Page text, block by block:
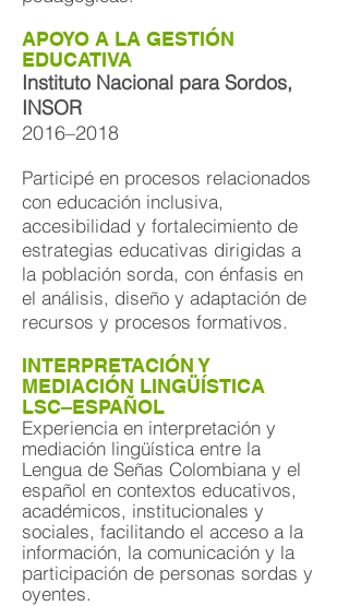
APOYO A LA GESTIÓN
EDUCATIVA
Instituto Nacional para Sordos,
INSOR
2016–2018
Participé en procesos relacionados
con educación inclusiva,
accesibilidad y fortalecimiento de
estrategias educativas dirigidas a
la población sorda, con énfasis en
el análisis, diseño y adaptación de
recursos y procesos formativos.
INTERPRETACIÓN Y
MEDIACIÓN LINGÜÍSTICA
LSC–ESPAÑOL
Experiencia en interpretación y
mediación lingüística entre la
Lengua de Señas Colombiana y el
español en contextos educativos,
académicos, institucionales y
sociales, facilitando el acceso a la
información, la comunicación y la
participación de personas sordas y
oyentes.